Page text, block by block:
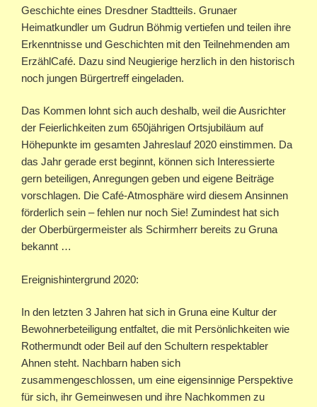
Geschichte eines Dresdner Stadtteils. Grunaer
Heimatkundler um Gudrun Böhmig vertiefen und teilen ihre
Erkenntnisse und Geschichten mit den Teilnehmenden am
ErzählCafé. Dazu sind Neugierige herzlich in den historisch
noch jungen Bürgertreff eingeladen.
Das Kommen lohnt sich auch deshalb, weil die Ausrichter
der Feierlichkeiten zum 650jährigen Ortsjubiläum auf
Höhepunkte im gesamten Jahreslauf 2020 einstimmen. Da
das Jahr gerade erst beginnt, können sich Interessierte
gern beteiligen, Anregungen geben und eigene Beiträge
vorschlagen. Die Café-Atmosphäre wird diesem Ansinnen
förderlich sein – fehlen nur noch Sie! Zumindest hat sich
der Oberbürgermeister als Schirmherr bereits zu Gruna
bekannt …
Ereignishintergrund 2020:
In den letzten 3 Jahren hat sich in Gruna eine Kultur der
Bewohnerbeteiligung entfaltet, die mit Persönlichkeiten wie
Rothermundt oder Beil auf den Schultern respektabler
Ahnen steht. Nachbarn haben sich
zusammengeschlossen, um eine eigensinnige Perspektive
für sich, ihr Gemeinwesen und ihre Nachkommen zu